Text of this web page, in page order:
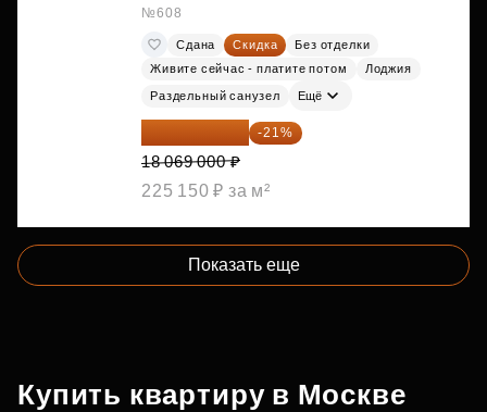
№608
Сдана Скидка
Без отделки
Живите сейчас - платите потом
Лоджия
Раздельный санузел Ещё
14 274 510 ₽ -21%
18 069 000 ₽
225 150 ₽ за м²
Показать еще
Купить квартиру в Москве